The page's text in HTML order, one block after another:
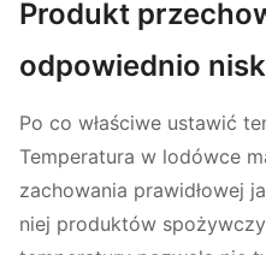
Produkt
odpowiednio
Po co właściwe ustawić
Temperatura w lodówce
zachowania prawidłowej
niej produktów